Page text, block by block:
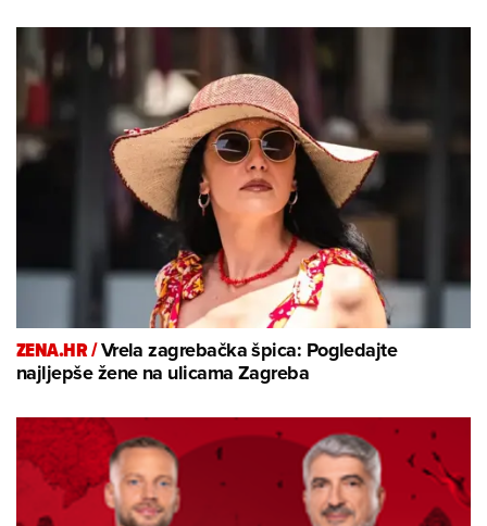
ZENA.HR /Vrela zagrebačka špica: Pogledajte
najljepše žene na ulicama Zagreba